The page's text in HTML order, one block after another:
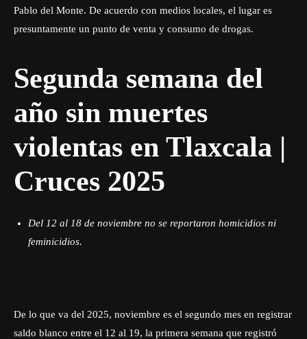
Pablo del Monte. De acuerdo con medios locales, el lugar es
presuntamente un punto de venta y consumo de drogas.
Segunda semana del
año sin muertes
violentas en Tlaxcala |
Cruces 2025
Del 12 al 18 de noviembre no se reportaron homicidios ni
feminicidios.
De lo que va del 2025, noviembre es el segundo mes en registrar
saldo blanco entre el 12 al 19, la primera semana que registró